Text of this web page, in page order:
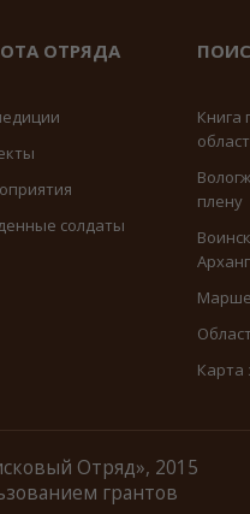
ОТРЯДА
солдаты
Книга
плену
Карта
Отряд», 2015
грантов